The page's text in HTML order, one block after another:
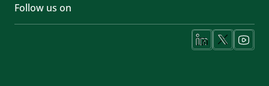
Footer
Follow us on